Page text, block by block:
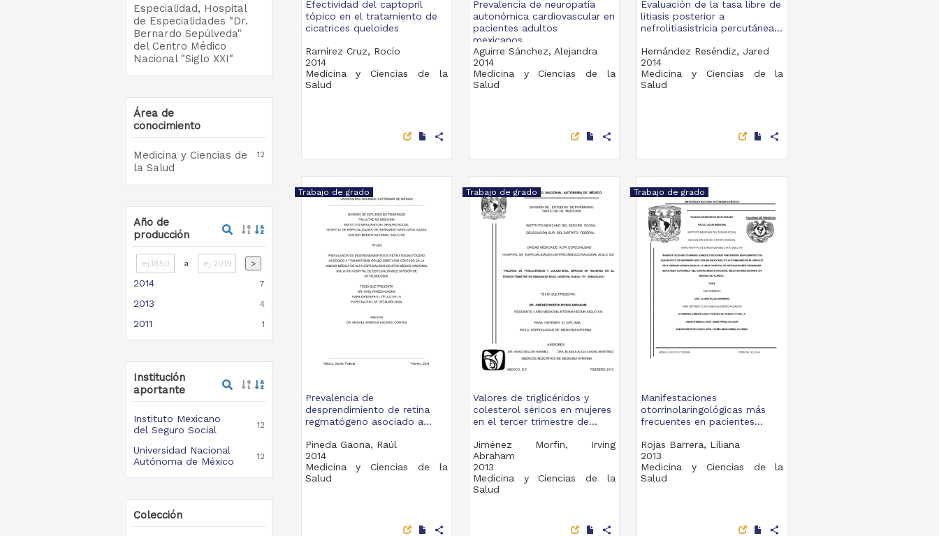
Especialidad, Hospital
de Especialidades "Dr.
Bernardo Sepúlveda"
del Centro Médico
Nacional "Siglo XXI"
Área de
conocimiento
Medicina y Ciencias de
la Salud
12
Año de
producción
a >
2014 7
2013 4
2011 1
Institución
aportante
Instituto Mexicano
del Seguro Social
12
Universidad Nacional
Autónoma de México
12
Colección
Efectividad del captopril
tópico en el tratamiento de
cicatrices queloides
Ramírez Cruz, Rocío
2014
Medicina y Ciencias de la
Salud
share
Prevalencia de neuropatía
autonómica cardiovascular en
pacientes adultos
mexicanos...
Aguirre Sánchez, Alejandra
2014
Medicina y Ciencias de la
Salud
share
Evaluación de la tasa libre de
litiasis posterior a
nefrolitiasistrícia percutánea...
Hernández Reséndiz, Jared
2014
Medicina y Ciencias de la
Salud
share
Trabajo de grado
Prevalencia de
desprendimiento de retina
regmatógeno asociado a...
Pineda Gaona, Raúl
2014
Medicina y Ciencias de la
Salud
share
Trabajo de grado
Valores de triglicéridos y
colesterol séricos en mujeres
en el tercer trimestre de...
Jiménez Morfin, Irving
Abraham
2013
Medicina y Ciencias de la
Salud
share
Trabajo de grado
Manifestaciones
otorrinolaringológicas más
frecuentes en pacientes...
Rojas Barrera, Liliana
2013
Medicina y Ciencias de la
Salud
share